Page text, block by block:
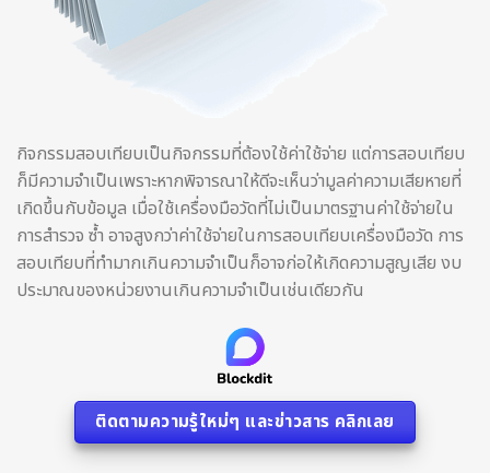
กิจกรรมสอบเทียบเป็นกิจกรรมที่ต้องใช้ค่าใช้จ่าย แต่การสอบเทียบ
ก็มีความจำเป็นเพราะหากพิจารณาให้ดีจะเห็นว่ามูลค่าความเสียหายที่
เกิดขึ้นกับข้อมูล เมื่อใช้เครื่องมือวัดที่ไม่เป็นมาตรฐานค่าใช้จ่ายใน
การสำรวจ ซ้ำ อาจสูงกว่าค่าใช้จ่ายในการสอบเทียบเครื่องมือวัด การ
สอบเทียบที่ทำมากเกินความจำเป็นก็อาจก่อให้เกิดความสูญเสีย งบ
ประมาณของหน่วยงานเกินความจำเป็นเช่นเดียวกัน
ติดตามความรู้ใหม่ๆ และข่าวสาร คลิกเลย